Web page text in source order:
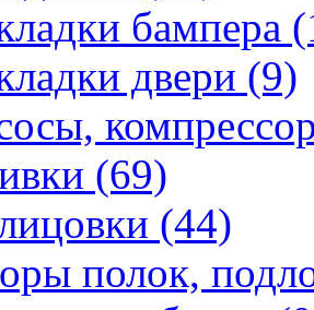
бампера
двери (9)
(69)
(44)
полок,